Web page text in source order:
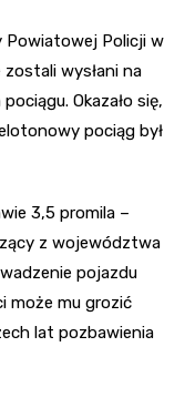
Powiatowej Policji w
wysłani na
Okazało się,
pociąg był
3,5 promila –
z województwa
pojazdu
może mu grozić
lat pozbawienia